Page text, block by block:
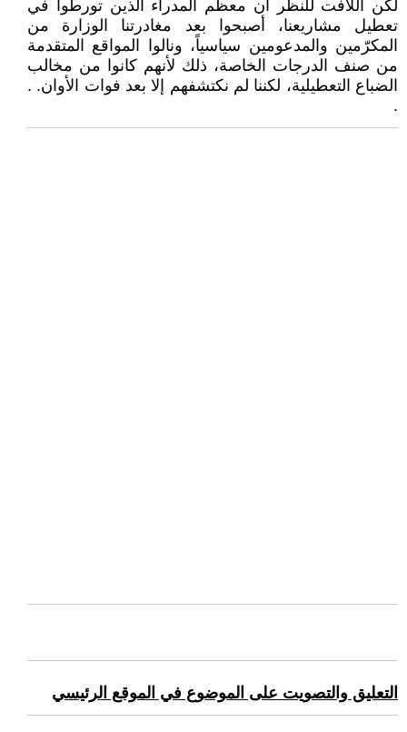
لكن اللافت للنظر ان معظم المدراء الذين تورطوا في
تعطيل مشاريعنا، أصبحوا بعد مغادرتنا الوزارة من
المكرّمين والمدعومين سياسياً، ونالوا المواقع المتقدمة
من صنف الدرجات الخاصة، ذلك لأنهم كانوا من مخالب
الضباع التعطيلية، لكننا لم نكتشفهم إلا بعد فوات الأوان. .
.
التعليق والتصويت على الموضوع في الموقع الرئيسي